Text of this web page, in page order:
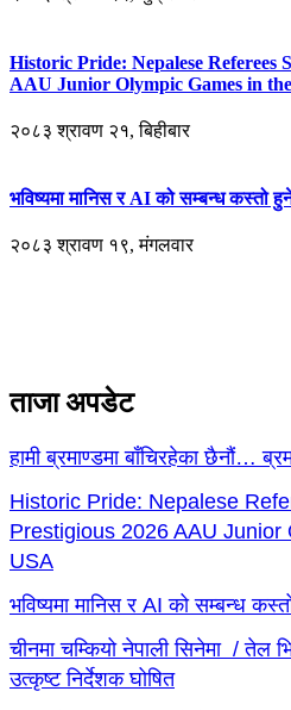
Historic Pride: Nepalese Referees
AAU Junior Olympic Games in
२०८३ श्रावण २१, बिहीबार
भविष्यमा मानिस र AI को सम्बन्ध कस्तो
२०८३ श्रावण १९, मंगलवार
ताजा अपडेट
हामी ब्रमाण्डमा बाँचिरहेका छैनौं…
Historic Pride: Nepalese
Prestigious 2026 AAU
USA
भविष्यमा मानिस र AI को सम्बन्ध
चीनमा चम्कियो नेपाली सिनेमा / तेल
उत्कृष्ट निर्देशक घोषित